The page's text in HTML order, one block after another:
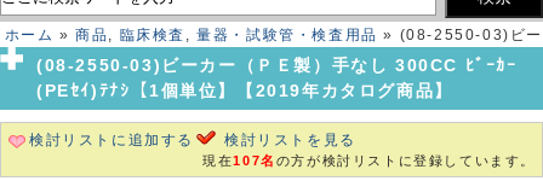
ホーム »商品, 臨床検査 ,量器・試験管・検査用品 » (08-2550-03)ビー
カー（ＰＥ製）手なし 300CC ﾋﾞｰｶｰ(PEｾｲ)ﾃﾅｼ【1個単位】【2019年
カタログ商品】
(08-2550-03)ビーカー（ＰＥ製）手なし 300CC ﾋﾞｰｶｰ
(PEｾｲ)ﾃﾅｼ【1個単位】【2019年カタログ商品】
検討リストに追加する 検討リストを見る
現在107名 の方が検討リストに登録しています。